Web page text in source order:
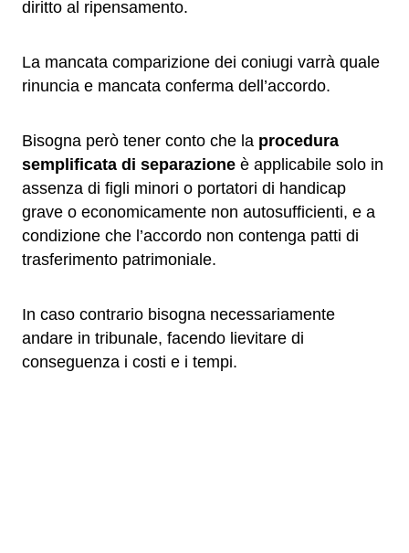
diritto al ripensamento.
La mancata comparizione dei coniugi varrà quale
rinuncia e mancata conferma dell’accordo.
Bisogna però tener conto che la procedura
semplificata di separazione è applicabile solo in
assenza di figli minori o portatori di handicap
grave o economicamente non autosufficienti, e a
condizione che l’accordo non contenga patti di
trasferimento patrimoniale.
In caso contrario bisogna necessariamente
andare in tribunale, facendo lievitare di
conseguenza i costi e i tempi.